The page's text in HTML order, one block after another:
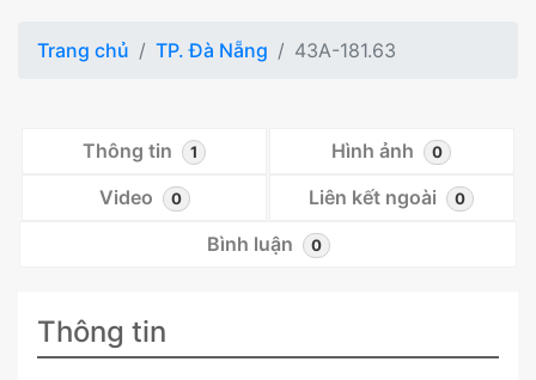
Trang chủ TP. Đà Nẵng 43A-181.63
Thông tin 1 Hình ảnh 0
Video 0 Liên kết ngoài 0
Bình luận 0
Thông tin